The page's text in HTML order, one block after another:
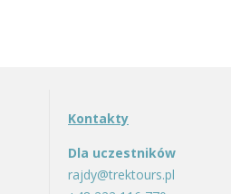
Kontakty
Dla uczestników
rajdy@trektours.pl